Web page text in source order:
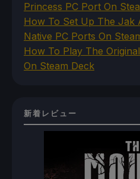
Princess PC Port On
How To Set Up The Jak
Native PC Ports On
How To Play The
On Steam Deck
新着レビュー